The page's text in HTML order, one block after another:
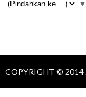
▼
COPYRIGHT © 2014